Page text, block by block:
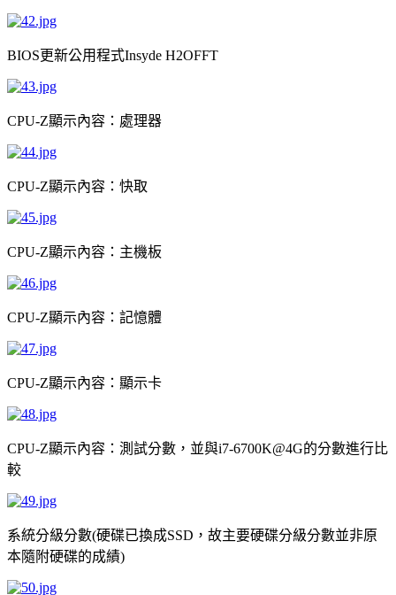
BIOS更新公用程式Insyde H2OFFT
CPU-Z顯示內容：處理器
CPU-Z顯示內容：快取
CPU-Z顯示內容：主機板
CPU-Z顯示內容：記憶體
CPU-Z顯示內容：顯示卡
CPU-Z顯示內容：測試分數，並與i7-6700K@4G的分數進行比
較
系統分級分數(硬碟已換成SSD ，故主要硬碟分級分數並非原
本隨附硬碟的成績)